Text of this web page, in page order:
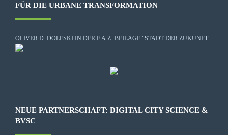
FÜR DIE URBANE TRANSFORMATION
OLIVER D. DOLESKI IN DER F.A.Z.-BEILAGE "STADT DER ZUKUNFT
NEUE PARTNERSCHAFT: DIGITAL CITY SCIENCE &
BVSC